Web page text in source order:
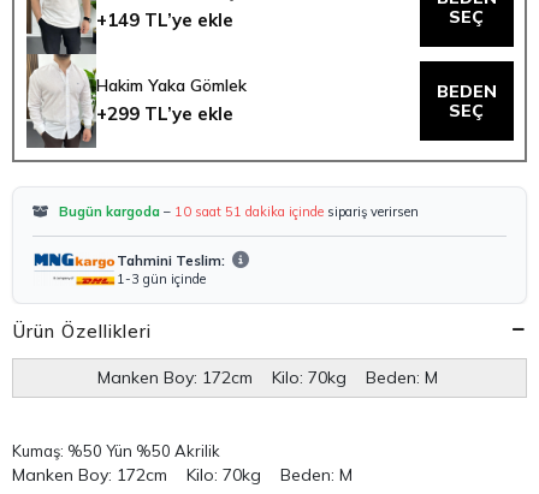
+149 TL’ye ekle
SEÇ
Hakim Yaka Gömlek
+299 TL’ye ekle
BEDEN
SEÇ
Bugün kargoda – 10 saat 51 dakika içinde sipariş verirsen
Tahmini Teslim:
1-3 gün içinde
Ürün Özellikleri
Manken Boy: 172cm Kilo: 70kg Beden: M
Kumaş: %50 Yün %50 Akrilik
Manken Boy: 172cm Kilo: 70kg Beden: M